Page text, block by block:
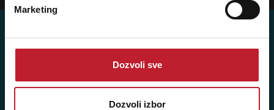
Marketing
Dozvoli sve
Dozvoli izbor
Player 387 doo